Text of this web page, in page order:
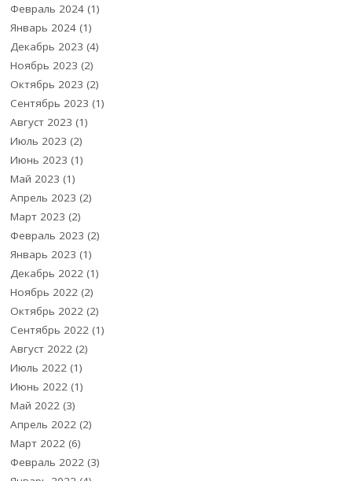
Февраль 2024 (1)
Январь 2024 (1)
Декабрь 2023 (4)
Ноябрь 2023 (2)
Октябрь 2023 (2)
Сентябрь 2023 (1)
Август 2023 (1)
Июль 2023 (2)
Июнь 2023 (1)
Май 2023 (1)
Апрель 2023 (2)
Март 2023 (2)
Февраль 2023 (2)
Январь 2023 (1)
Декабрь 2022 (1)
Ноябрь 2022 (2)
Октябрь 2022 (2)
Сентябрь 2022 (1)
Август 2022 (2)
Июль 2022 (1)
Июнь 2022 (1)
Май 2022 (3)
Апрель 2022 (2)
Март 2022 (6)
Февраль 2022 (3)